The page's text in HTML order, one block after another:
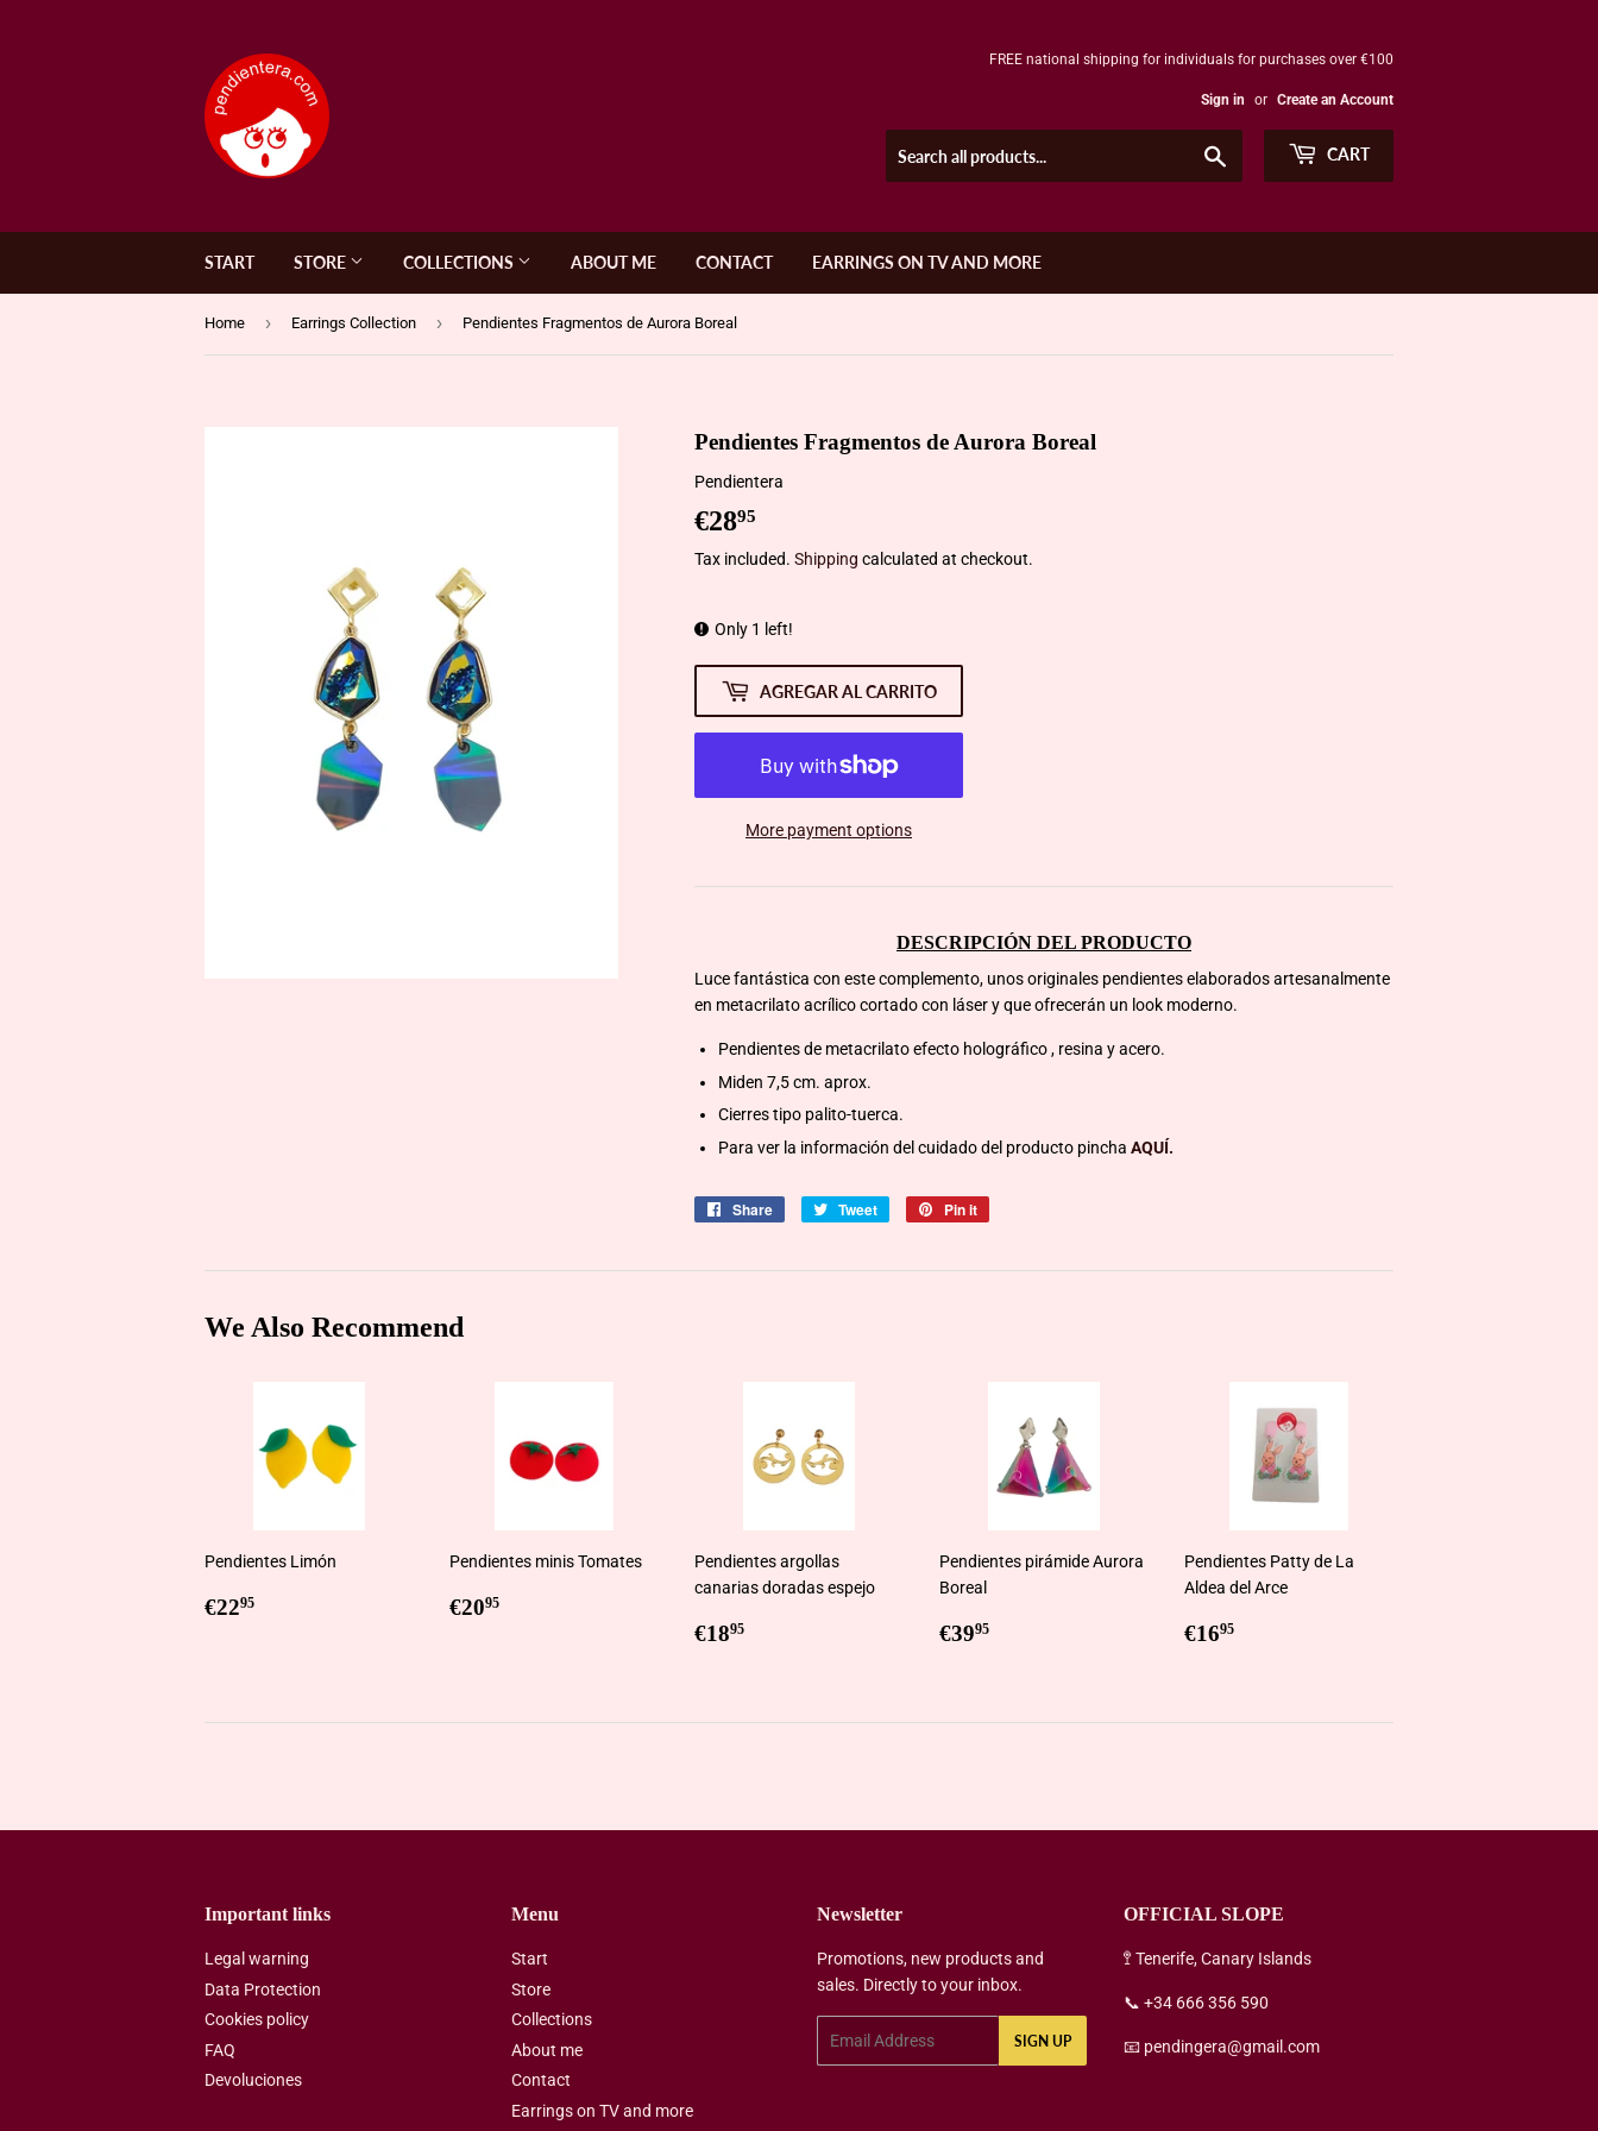
FREE national shipping for individuals for purchases over €100
Sign in or Create an Account
CART
START STORE COLLECTIONS ABOUT ME CONTACT EARRINGS ON TV AND MORE
Home › Earrings Collection › Pendientes Fragmentos de Aurora Boreal
Pendientes Fragmentos de Aurora Boreal
Pendientera
€2895
Tax included. Shipping calculated at checkout.
Only 1 left!
AGREGAR AL CARRITO
More payment options
DESCRIPCIÓN DEL PRODUCTO
Luce fantástica con este complemento, unos originales pendientes elaborados artesanalmente
en metacrilato acrílico cortado con láser y que ofrecerán un look moderno.
Pendientes de metacrilato efecto holográfico , resina y acero.
Miden 7,5 cm. aprox.
Cierres tipo palito-tuerca.
Para ver la información del cuidado del producto pincha AQUÍ.
Share
Share
Tweet
Tweet
Pin it
We Also Recommend
Pendientes Limón
Regular
€2295
Pendientes minis Tomates
Regular
€2095
Pendientes argollas
canarias doradas espejo
Regular
€1895
Pendientes pirámide Aurora
Boreal
Regular
€3995
Pendientes Patty de La
Aldea del Arce
Regular
€1695
Important links
Legal warning
Data Protection
Cookies policy
FAQ
Devoluciones
Menu
Start
Store
Collections
About me
Contact
Earrings on TV and more
Newsletter
Promotions, new products and
sales. Directly to your inbox.
SIGN UP
OFFICIAL SLOPE
🚏 Tenerife, Canary Islands
📞 +34 666 356 590
📧 pendingera@gmail.com